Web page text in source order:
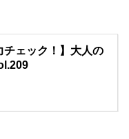
チェック！】大人の